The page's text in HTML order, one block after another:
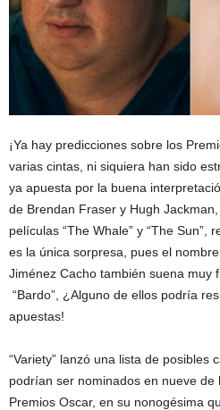
¡Ya hay predicciones sobre los
varias cintas, ni siquiera han sido
ya apuesta por la buena
de Brendan Fraser y Hugh
películas “The Whale” y “The Sun”,
es la única sorpresa, pues el
Jiménez Cacho también suena muy
“Bardo”, ¿Alguno de ellos podría
apuestas!
“Variety” lanzó una lista de posibles
podrían ser nominados en nueve
Premios Oscar, en su nonogésima